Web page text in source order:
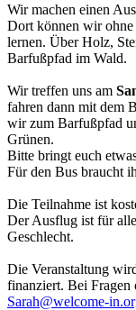
Wir machen einen
Dort können wir ohne
lernen. Über Holz,
Barfußpfad im Wald.
Wir treffen uns am
fahren dann mit dem
wir zum Barfußpfad
Grünen.
Bitte bringt euch
Für den Bus braucht
Die Teilnahme ist
Der Ausflug ist für
Geschlecht.
Die Veranstaltung
finanziert. Bei Fragen
Sarah@welcome-